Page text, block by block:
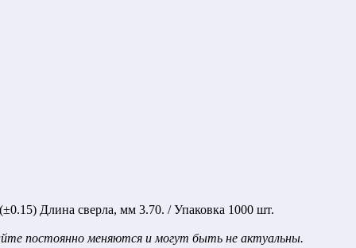
Длина сверла, мм 3.70. / Упаковка 1000 шт.
постоянно меняются и могут быть не актуальны.